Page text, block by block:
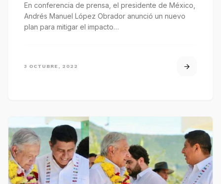
En conferencia de prensa, el presidente de México,
Andrés Manuel López Obrador anunció un nuevo
plan para mitigar el impacto…
3 OCTUBRE, 2022